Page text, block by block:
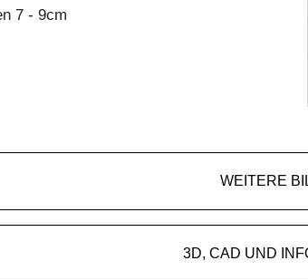
7 - 9cm
WEITERE
3D, CAD UND